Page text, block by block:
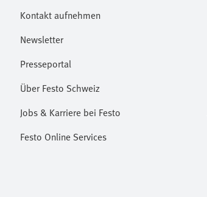
Kontakt aufnehmen
Newsletter
Presseportal
Über Festo Schweiz
Jobs & Karriere bei Festo
Festo Online Services